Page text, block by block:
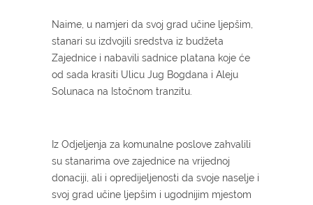
Naime, u namjeri da svoj grad učine ljepšim,
stanari su izdvojili sredstva iz budžeta
Zajednice i nabavili sadnice platana koje će
od sada krasiti Ulicu Jug Bogdana i Aleju
Solunaca na Istočnom tranzitu.
Iz Odjeljenja za komunalne poslove zahvalili
su stanarima ove zajednice na vrijednoj
donaciji, ali i opredijeljenosti da svoje naselje i
svoj grad učine ljepšim i ugodnijim mjestom